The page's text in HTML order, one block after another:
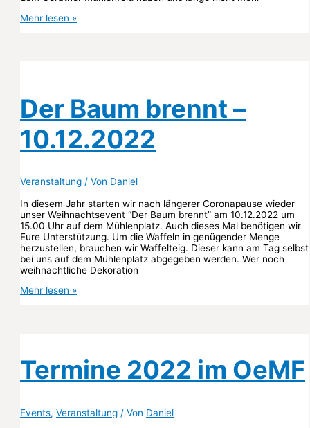
Sommerfest
Mehr lesen »
Der Baum brennt –
10.12.2022
Veranstaltung / Von Daniel
In diesem Jahr starten wir nach längerer Coronapause wieder
unser Weihnachtsevent “Der Baum brennt” am 10.12.2022 um
15.00 Uhr auf dem Mühlenplatz. Auch dieses Mal benötigen wir
Eure Unterstützung. Um die Waffeln in genügender Menge
herzustellen, brauchen wir Waffelteig. Dieser kann am Tag selbst
bei uns auf dem Mühlenplatz abgegeben werden. Wer noch
weihnachtliche Dekoration
Der
Mehr lesen »
Termine 2022 im OeMF
Events,Veranstaltung / Von Daniel